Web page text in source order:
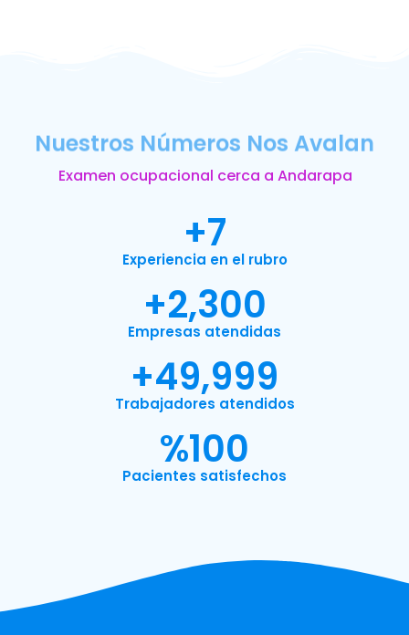
Nuestros Números Nos Avalan
Examen ocupacional cerca a Andarapa
Experiencia en el rubro
+7
Empresas atendidas
+2,300
Trabajadores atendidos
+49,999
Pacientes satisfechos
%100